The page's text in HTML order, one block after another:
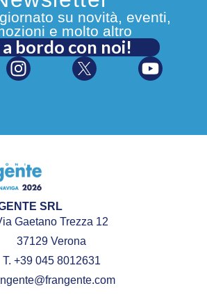
su novità, eventi,
e molto altro
a bordo con noi!
SRL
Gaetano Trezza 12
37129 Verona
T. +39 045 8012631